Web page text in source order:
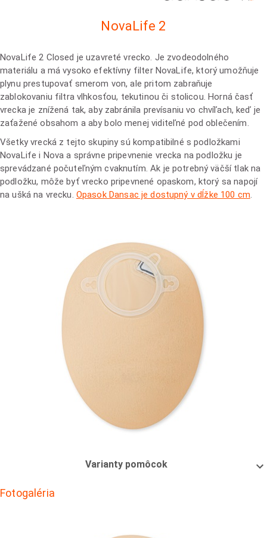
NovaLife 2
NovaLife 2 Closed je uzavreté vrecko. Je zvodeodolného
materiálu a má vysoko efektívny filter NovaLife, ktorý umožňuje
plynu prestupovať smerom von, ale pritom zabraňuje
zablokovaniu filtra vlhkosťou, tekutinou či stolicou. Horná časť
vrecka je znížená tak, aby zabránila prevísaniu vo chvíľach, keď je
zaťažené obsahom a aby bolo menej viditeľné pod oblečením.
Všetky vrecká z tejto skupiny sú kompatibilné s podložkami
NovaLife i Nova a správne pripevnenie vrecka na podložku je
sprevádzané počuteľným cvaknutím. Ak je potrebný väčší tlak na
podložku, môže byť vrecko pripevnené opaskom, ktorý sa napojí
na ušká na vrecku. Opasok Dansac je dostupný v dĺžke 100 cm.
Varianty pomôcok
Fotogaléria